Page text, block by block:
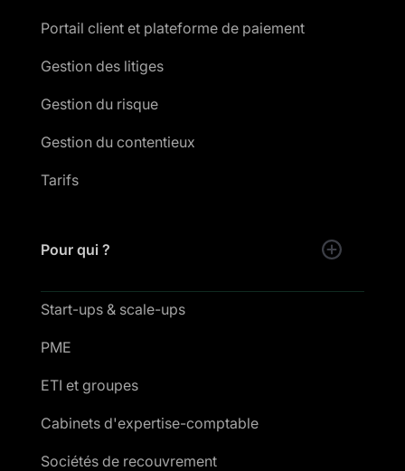
Portail client et plateforme de paiement
Gestion des litiges
Gestion du risque
Gestion du contentieux
Tarifs
Pour qui ?
Start-ups & scale-ups
PME
ETI et groupes
Cabinets d'expertise-comptable
Sociétés de recouvrement